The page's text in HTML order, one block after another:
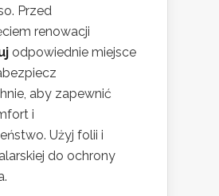
Przed
renowacji
odpowiednie miejsce
aby zapewnić
i
Użyj folii i
do ochrony